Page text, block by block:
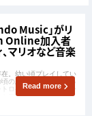
Music」がリ
Online加入者
マリオなど音楽
。幼い頃プレイしてい
の思い出が鮮明に蘇っ
ロゲームから最新ゲー
トフォン向けアプリ
Read more